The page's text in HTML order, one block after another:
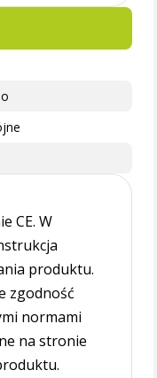
CE. W
produktu.
zgodność
normami
na stronie